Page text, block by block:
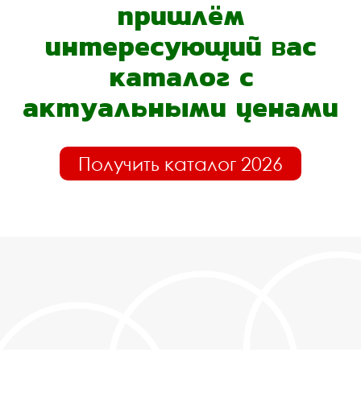
пришлём
интересующий вас
каталог с
актуальными ценами
Получить каталог 2026